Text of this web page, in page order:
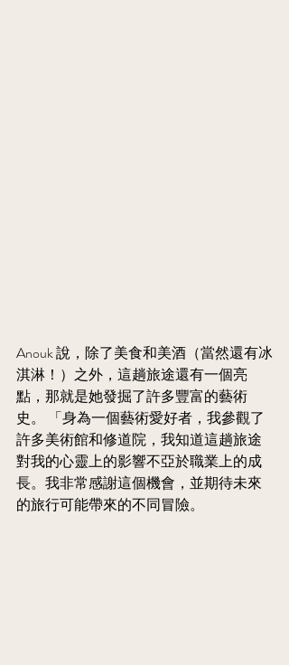
Anouk 說，除了美食和美酒（當然還有冰
淇淋！）之外，這趟旅途還有一個亮
點，那就是她發掘了許多豐富的藝術
史。 「身為一個藝術愛好者，我參觀了
許多美術館和修道院，我知道這趟旅途
對我的心靈上的影響不亞於職業上的成
長。我非常感謝這個機會，並期待未來
的旅行可能帶來的不同冒險。